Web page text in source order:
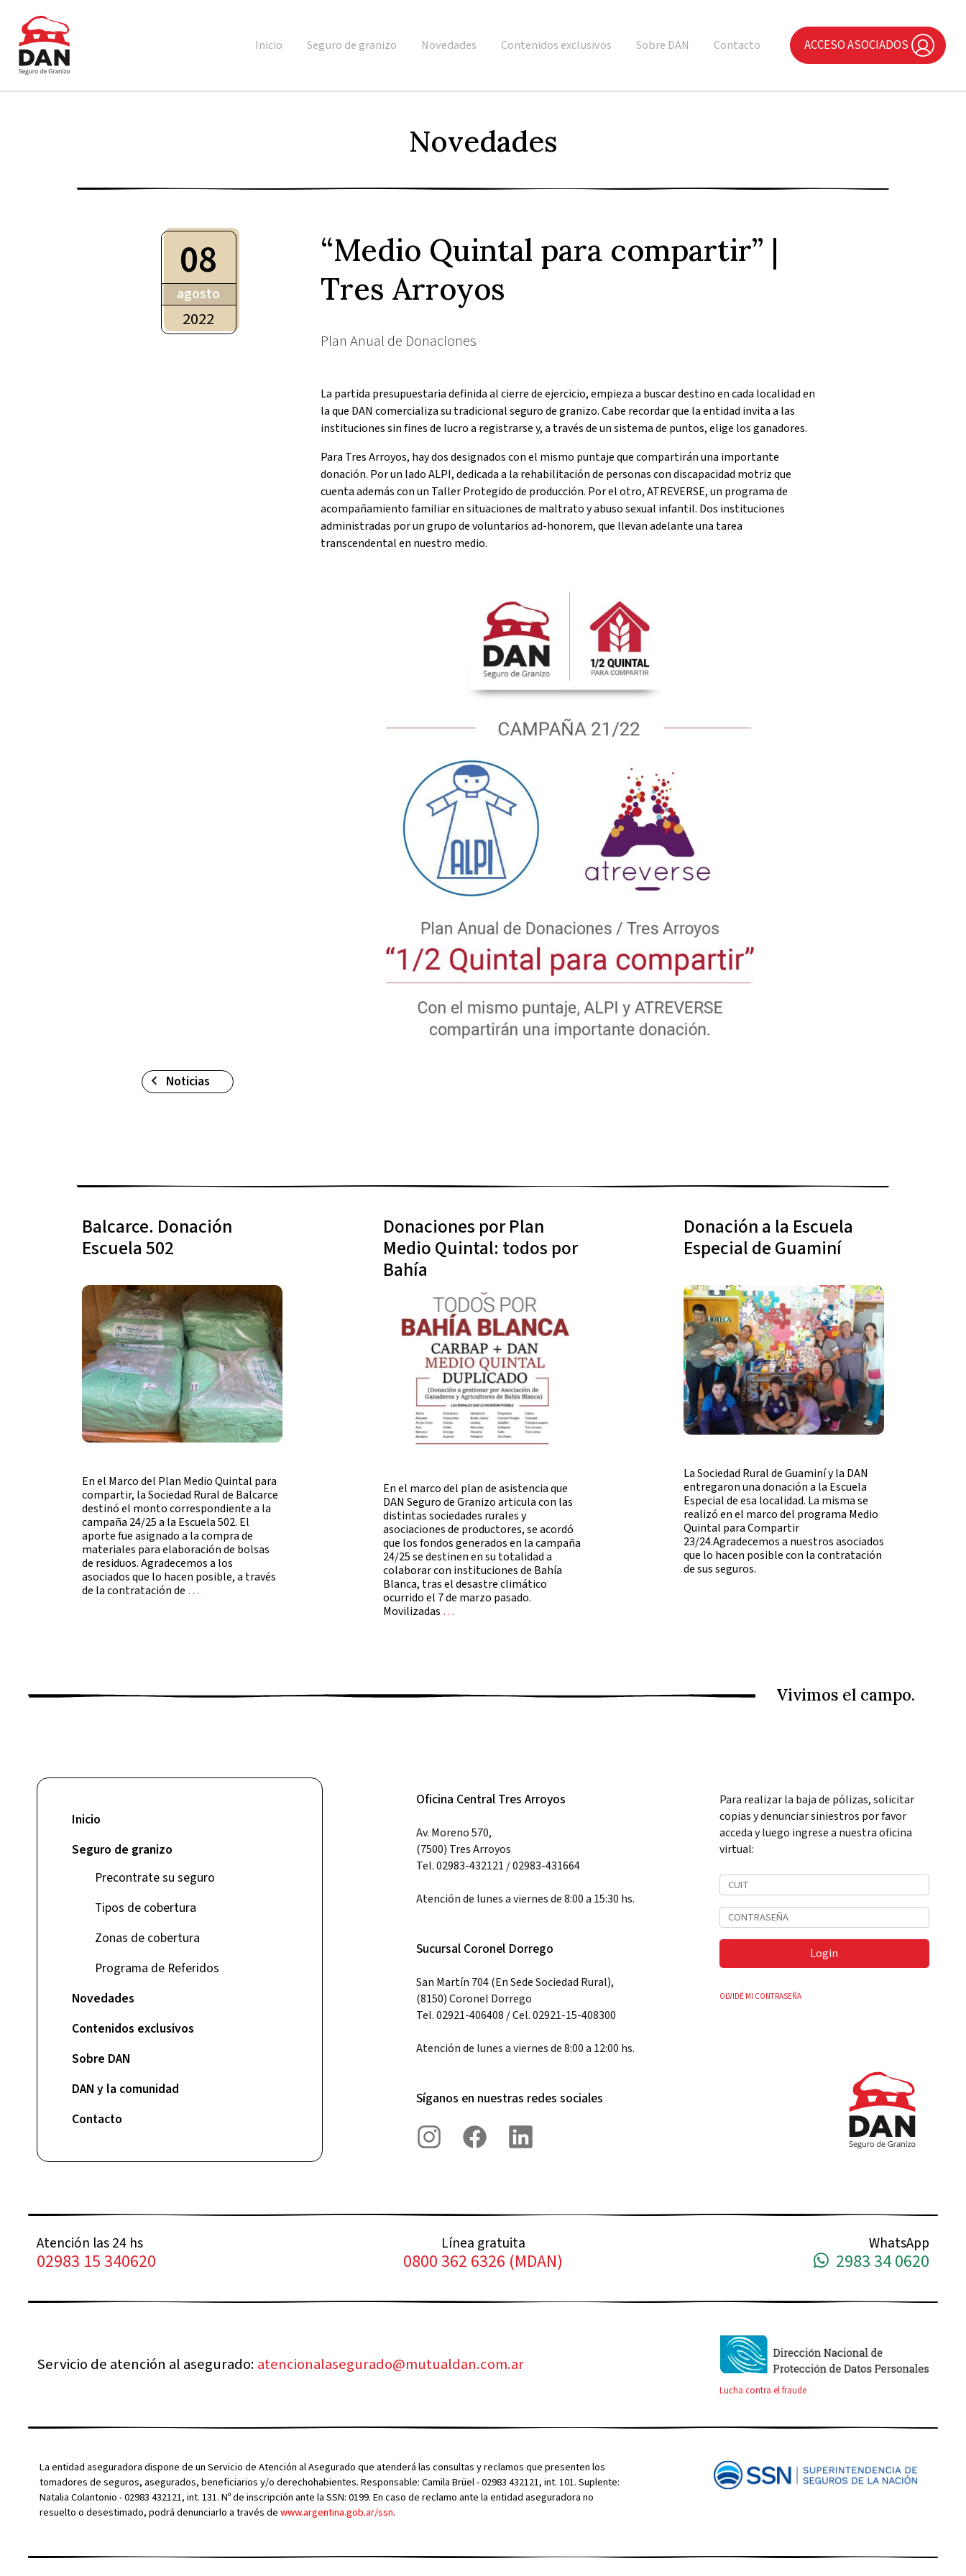
Inicio Seguro de granizo Novedades Contenidos exclusivos Sobre DAN Contacto ACCESO ASOCIADOS
Novedades
08
agosto
2022
Noticias
“Medio Quintal para compartir” |
Tres Arroyos
Plan Anual de Donaciones
La partida presupuestaria definida al cierre de ejercicio, empieza a buscar destino en cada localidad en
la que DAN comercializa su tradicional seguro de granizo. Cabe recordar que la entidad invita a las
instituciones sin fines de lucro a registrarse y, a través de un sistema de puntos, elige los ganadores.
Para Tres Arroyos, hay dos designados con el mismo puntaje que compartirán una importante
donación. Por un lado ALPI, dedicada a la rehabilitación de personas con discapacidad motriz que
cuenta además con un Taller Protegido de producción. Por el otro, ATREVERSE, un programa de
acompañamiento familiar en situaciones de maltrato y abuso sexual infantil. Dos instituciones
administradas por un grupo de voluntarios ad-honorem, que llevan adelante una tarea
transcendental en nuestro medio.
Balcarce. Donación
Escuela 502
En el Marco del Plan Medio Quintal para
compartir, la Sociedad Rural de Balcarce
destinó el monto correspondiente a la
campaña 24/25 a la Escuela 502. El
aporte fue asignado a la compra de
materiales para elaboración de bolsas
de residuos. Agradecemos a los
asociados que lo hacen posible, a través
de la contratación de …
Donaciones por Plan
Medio Quintal: todos por
Bahía
En el marco del plan de asistencia que
DAN Seguro de Granizo articula con las
distintas sociedades rurales y
asociaciones de productores, se acordó
que los fondos generados en la campaña
24/25 se destinen en su totalidad a
colaborar con instituciones de Bahía
Blanca, tras el desastre climático
ocurrido el 7 de marzo pasado.
Movilizadas …
Donación a la Escuela
Especial de Guaminí
La Sociedad Rural de Guaminí y la DAN
entregaron una donación a la Escuela
Especial de esa localidad. La misma se
realizó en el marco del programa Medio
Quintal para Compartir
23/24.Agradecemos a nuestros asociados
que lo hacen posible con la contratación
de sus seguros.
Inicio
Seguro de granizo
Precontrate su seguro
Tipos de cobertura
Zonas de cobertura
Programa de Referidos
Novedades
Contenidos exclusivos
Sobre DAN
DAN y la comunidad
Contacto
Oficina Central Tres Arroyos
Av. Moreno 570,
(7500) Tres Arroyos
Tel. 02983-432121 / 02983-431664
Atención de lunes a viernes de 8:00 a 15:30 hs.
Sucursal Coronel Dorrego
San Martín 704 (En Sede Sociedad Rural),
(8150) Coronel Dorrego
Tel. 02921-406408 / Cel. 02921-15-408300
Atención de lunes a viernes de 8:00 a 12:00 hs.
Síganos en nuestras redes sociales
Para realizar la baja de pólizas, solicitar
copias y denunciar siniestros por favor
acceda y luego ingrese a nuestra oficina
virtual:
Login
OLVIDÉ MI CONTRASEÑA
Atención las 24 hs
02983 15 340620
Línea gratuita
0800 362 6326 (MDAN)
WhatsApp
2983 34 0620
Servicio de atención al asegurado: atencionalasegurado@mutualdan.com.ar
Lucha contra el fraude
La entidad aseguradora dispone de un Servicio de Atención al Asegurado que atenderá las consultas y reclamos que presenten los
tomadores de seguros, asegurados, beneficiarios y/o derechohabientes. Responsable: Camila Brüel - 02983 432121, int. 101. Suplente:
Natalia Colantonio - 02983 432121, int. 131. Nº de inscripción ante la SSN: 0199. En caso de reclamo ante la entidad aseguradora no
resuelto o desestimado, podrá denunciarlo a través dewww.argentina.gob.ar/ssn.